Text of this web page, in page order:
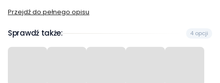
Przejdź do pełnego opisu
Sprawdź także: 4 opcji